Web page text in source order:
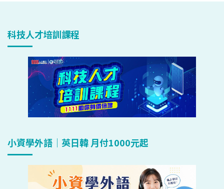
科技人才培訓課程
小資學外語｜英日韓 月付1000元起